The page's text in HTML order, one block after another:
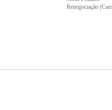
Renegociação